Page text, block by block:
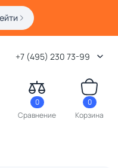
+7 (495) 230 73-99
0
Сравнение
0
Корзина